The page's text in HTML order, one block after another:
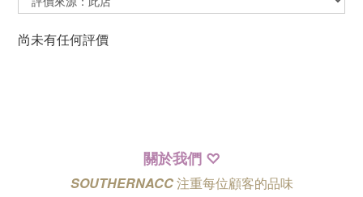
尚未有任何評價
關於我們 ♡
SOUTHERNACC注重每位顧客的品味